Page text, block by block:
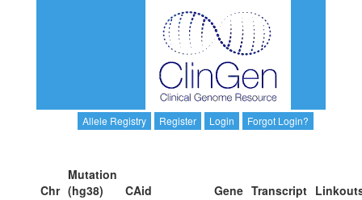
Allele Registry Register Login Forgot Login?
Chr
Mutation
(hg38)
CAid Gene Transcript